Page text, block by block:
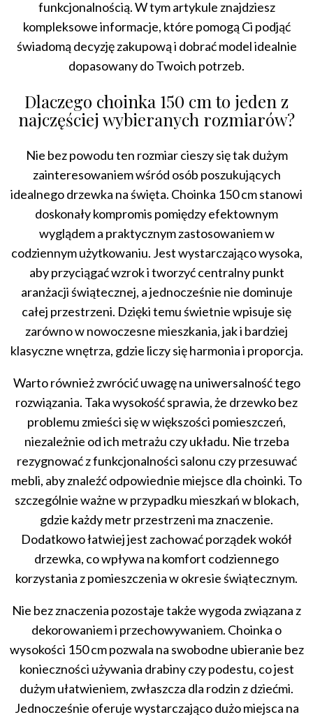
funkcjonalnością. W tym artykule znajdziesz
kompleksowe informacje, które pomogą Ci podjąć
świadomą decyzję zakupową i dobrać model idealnie
dopasowany do Twoich potrzeb.
Dlaczego choinka 150 cm to jeden z
najczęściej wybieranych rozmiarów?
Nie bez powodu ten rozmiar cieszy się tak dużym
zainteresowaniem wśród osób poszukujących
idealnego drzewka na święta. Choinka 150 cm stanowi
doskonały kompromis pomiędzy efektownym
wyglądem a praktycznym zastosowaniem w
codziennym użytkowaniu. Jest wystarczająco wysoka,
aby przyciągać wzrok i tworzyć centralny punkt
aranżacji świątecznej, a jednocześnie nie dominuje
całej przestrzeni. Dzięki temu świetnie wpisuje się
zarówno w nowoczesne mieszkania, jak i bardziej
klasyczne wnętrza, gdzie liczy się harmonia i proporcja.
Warto również zwrócić uwagę na uniwersalność tego
rozwiązania. Taka wysokość sprawia, że drzewko bez
problemu zmieści się w większości pomieszczeń,
niezależnie od ich metrażu czy układu. Nie trzeba
rezygnować z funkcjonalności salonu czy przesuwać
mebli, aby znaleźć odpowiednie miejsce dla choinki. To
szczególnie ważne w przypadku mieszkań w blokach,
gdzie każdy metr przestrzeni ma znaczenie.
Dodatkowo łatwiej jest zachować porządek wokół
drzewka, co wpływa na komfort codziennego
korzystania z pomieszczenia w okresie świątecznym.
Nie bez znaczenia pozostaje także wygoda związana z
dekorowaniem i przechowywaniem. Choinka o
wysokości 150 cm pozwala na swobodne ubieranie bez
konieczności używania drabiny czy podestu, co jest
dużym ułatwieniem, zwłaszcza dla rodzin z dziećmi.
Jednocześnie oferuje wystarczająco dużo miejsca na